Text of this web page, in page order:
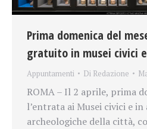
Prima domenica del
gratuito in musei civici
Appuntamenti Di Redazione
ROMA – Il 2 aprile, prima
l’entrata ai Musei civici e in
archeologiche della città,